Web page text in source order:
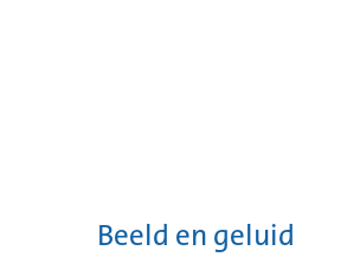
Beeld en geluid